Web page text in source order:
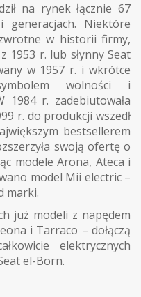
na rynek łącznie 67
Niektóre
w historii firmy,
1953 r. lub słynny Seat
w 1957 r. i wkrótce
wolności i
1984 r. zadebiutowała
r. do produkcji wszedł
bestsellerem
swoją ofertę o
modele Arona, Ateca i
model Mii electric –
marki.
już modeli z napędem
i Tarraco – dołączą
elektrycznych
el-Born.